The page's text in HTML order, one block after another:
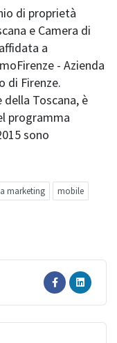
di proprietà
e Camera di
a
- Azienda
di Firenze.
Toscana, è
programma
sono
marketing
mobile